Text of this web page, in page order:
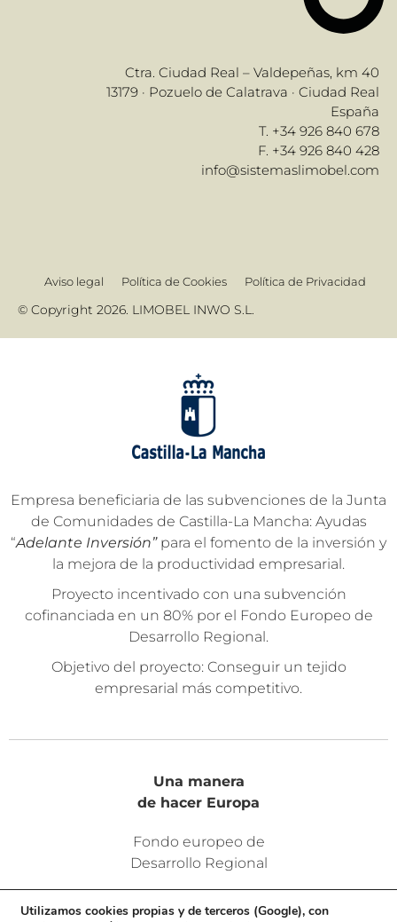
Ctra. Ciudad Real – Valdepeñas, km 40
13179 · Pozuelo de Calatrava · Ciudad Real
España
T. +34 926 840 678
F. +34 926 840 428
info@sistemaslimobel.com
Aviso legal Política de Cookies Política de Privacidad
© Copyright 2026. LIMOBEL INWO S.L.
Empresa beneficiaria de las subvenciones de la Junta
de Comunidades de Castilla-La Mancha: Ayudas
“Adelante Inversión”para el fomento de la inversión y
la mejora de la productividad empresarial.
Proyecto incentivado con una subvención
cofinanciada en un 80% por el Fondo Europeo de
Desarrollo Regional.
Objetivo del proyecto: Conseguir un tejido
empresarial más competitivo.
Una manera
de hacer Europa
Fondo europeo de
Desarrollo Regional
Utilizamos cookies propias y de terceros (Google), con